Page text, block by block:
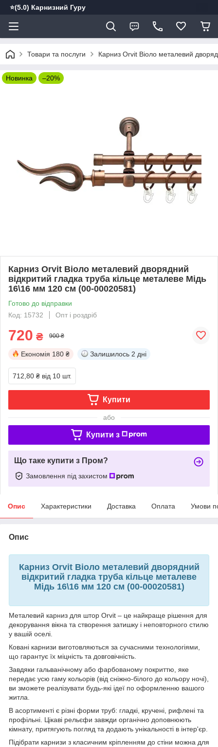
⭐️(5.0) Карнизний Гуру
Товари та послуги Карниз Orvit Віоло металевий
Новинка –20%
Карниз Orvit Віоло металевий дворядний
відкритий гладка труба кільце металеве Мідь
16\16 мм 120 см (00-00020581)
Готово до відправки
Код: 15732
Опт і роздріб
720 ₴ 900 ₴
Економія 180 ₴ Залишилось 2 дні
712,80 ₴ від 10 шт.
Купити
або
Купити з
Що таке купити з Пром?
Замовлення під захистом
Опис Характеристики Доставка Оплата Умови
Опис
Карниз Orvit Віоло металевий дворядний
відкритий гладка труба кільце металеве
Мідь 16\16 мм 120 см (00-00020581)
Металевий карниз для штор Orvit – це найкраще рішення для
декорування вікна та створення затишку і неповторного стилю
у вашій оселі.
Ковані карнизи виготовляються за сучасними технологіями,
що гарантує їх міцність та довговічність.
Завдяки гальванічному або фарбованому покриттю, яке
передає усю гаму кольорів (від сніжно-білого до кольору ночі),
ви зможете реалізувати будь-які ідеї по оформленню вашого
житла.
В асортименті є різні форми труб: гладкі, кручені, рифлені та
профільні. Цікаві рельєфи завжди органічно доповнюють
кімнату, притягують погляд та додають унікальності в інтер'єр.
Підібрати карнизи з класичним кріпленням до стіни можна для